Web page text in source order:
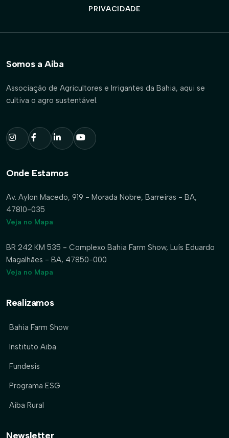
PRIVACIDADE
Somos a Aiba
Associação de Agricultores e Irrigantes da Bahia, aqui se
cultiva o agro sustentável.
Onde Estamos
Av. Aylon Macedo, 919 - Morada Nobre, Barreiras - BA,
47810-035
Veja no Mapa
BR 242 KM 535 - Complexo Bahia Farm Show, Luís Eduardo
Magalhães - BA, 47850-000
Veja no Mapa
Realizamos
Bahia Farm Show
Instituto Aiba
Fundesis
Programa ESG
Aiba Rural
Newsletter